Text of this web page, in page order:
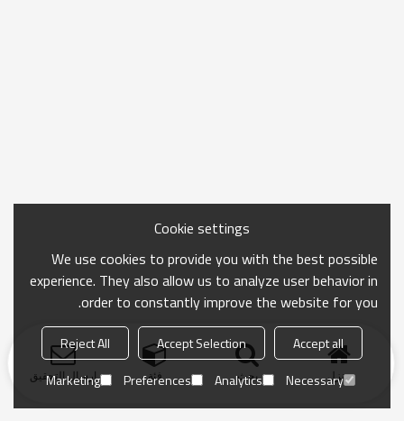
منزل بحث فئة ارسال التحقيق
Cookie settings
We use cookies to provide you with the best possible
experience. They also allow us to analyze user behavior in
order to constantly improve the website for you.
Accept all
Accept Selection
Reject All
Necessary
Analytics
Preferences
Marketing